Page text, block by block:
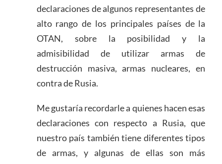
declaraciones de algunos representantes de
alto rango de los principales países de la
OTAN, sobre la posibilidad y la
admisibilidad de utilizar armas de
destrucción masiva, armas nucleares, en
contra de Rusia.
Me gustaría recordarle a quienes hacen esas
declaraciones con respecto a Rusia, que
nuestro país también tiene diferentes tipos
de armas, y algunas de ellas son más